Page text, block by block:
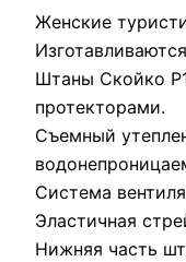
Женские
Штаны Скойко
протекторами.
Съемный
Система
Эластичная
Нижняя часть